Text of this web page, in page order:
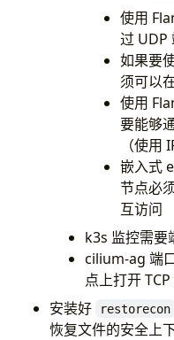
使用
过 UDP
如果要
须可以
使用
要能够
（使用
嵌入式
节点必
互访问
k3s 监控需要
cilium-ag 端
点上打开
安装好
restorecon
恢复文件的安全上